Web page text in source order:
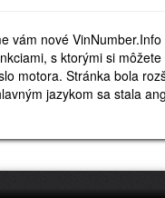
vám nové
s ktorými si
motora. Stránka bola
jazykom sa stala